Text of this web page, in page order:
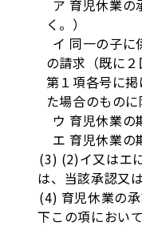
ア 育児休業の承
く。）
イ 同一の子に係
の請求（既に
第１項各号に
た場合のものに
ウ 育児休業の期
エ 育児休業の期
(3) (2)イ又はエに
は、当該承認又
(4) 育児休業の承
下この項におい